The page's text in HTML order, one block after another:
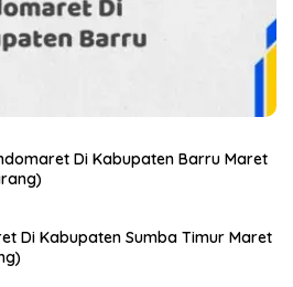
Di Kabupaten Barru Maret
Di Kabupaten Sumba Timur Maret